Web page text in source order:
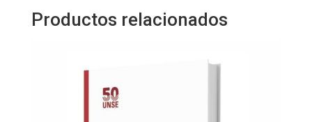
Productos relacionados